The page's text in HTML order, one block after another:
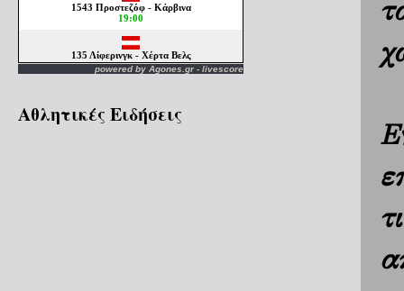
powered by Agones.gr- livescore
Αθλητικές Ειδήσεις